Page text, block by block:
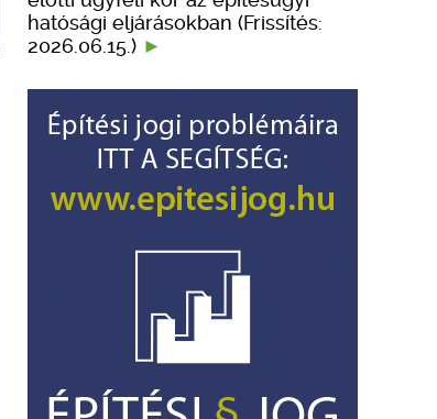
hatósági eljárásokban (Frissítés:
2026.06.15.)